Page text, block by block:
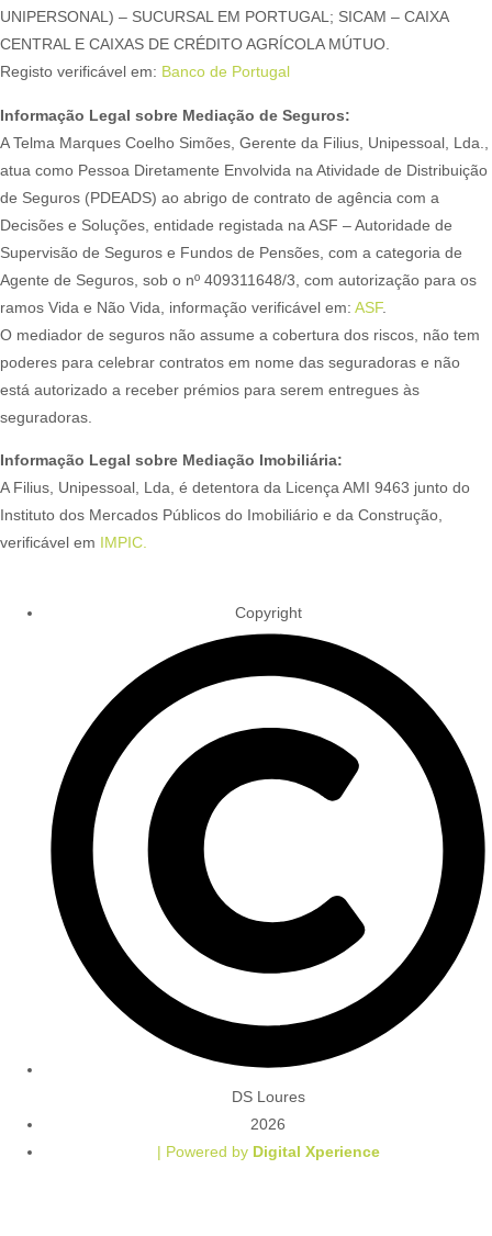
UNIPERSONAL) – SUCURSAL EM PORTUGAL; SICAM – CAIXA
CENTRAL E CAIXAS DE CRÉDITO AGRÍCOLA MÚTUO.
Registo verificável em: Banco de Portugal
Informação Legal sobre Mediação de Seguros:
A Telma Marques Coelho Simões, Gerente da Filius, Unipessoal, Lda.,
atua como Pessoa Diretamente Envolvida na Atividade de Distribuição
de Seguros (PDEADS) ao abrigo de contrato de agência com a
Decisões e Soluções, entidade registada na ASF – Autoridade de
Supervisão de Seguros e Fundos de Pensões, com a categoria de
Agente de Seguros, sob o nº 409311648/3, com autorização para os
ramos Vida e Não Vida, informação verificável em: ASF.
O mediador de seguros não assume a cobertura dos riscos, não tem
poderes para celebrar contratos em nome das seguradoras e não
está autorizado a receber prémios para serem entregues às
seguradoras.
Informação Legal sobre Mediação Imobiliária:
A Filius, Unipessoal, Lda, é detentora da Licença AMI 9463 junto do
Instituto dos Mercados Públicos do Imobiliário e da Construção,
verificável em IMPIC.
Copyright
DS Loures
2026
| Powered by Digital Xperience